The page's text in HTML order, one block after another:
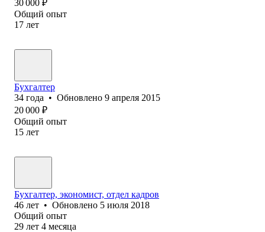
30 000 ₽
Общий опыт
17 лет
Бухгалтер
34 года • Обновлено 9 апреля 2015
20 000 ₽
Общий опыт
15 лет
Бухгалтер, экономист, отдел кадров
46 лет • Обновлено 5 июля 2018
Общий опыт
29 лет 4 месяца